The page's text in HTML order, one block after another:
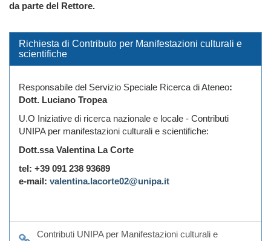
da parte del Rettore.
Richiesta di Contributo per Manifestazioni culturali e
scientifiche
Responsabile del Servizio Speciale Ricerca di Ateneo:
Dott. Luciano Tropea
U.O Iniziative di ricerca nazionale e locale - Contributi
UNIPA per manifestazioni culturali e scientifiche:
Dott.ssa Valentina La Corte
tel: +39 091 238 93689
e-mail: valentina.lacorte02@unipa.it
Contributi UNIPA per Manifestazioni culturali e